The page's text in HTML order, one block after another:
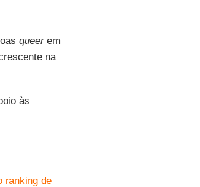
queerem
na
às
ranking de